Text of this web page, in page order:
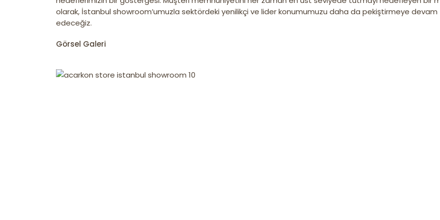
olarak, İstanbul showroom’umuzla sektördeki yenilikçi ve lider konumumuzu daha da pekiştirmeye devam
edeceğiz.
Görsel Galeri